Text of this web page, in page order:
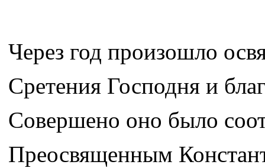
Через год произошло
Сретения Господня и
Совершено оно было
Преосвященным